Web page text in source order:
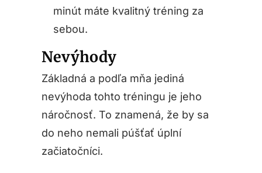
minút máte kvalitný tréning za
sebou.
Nevýhody
Základná a podľa mňa jediná
nevýhoda tohto tréningu je jeho
náročnosť. To znamená, že by sa
do neho nemali púšťať úplní
začiatočníci.